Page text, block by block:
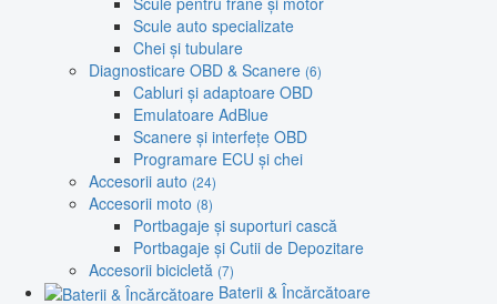
Scule auto specializate
Chei și tubulare
Diagnosticare OBD & Scanere (6)
Cabluri și adaptoare OBD
Emulatoare AdBlue
Scanere și interfețe OBD
Programare ECU și chei
Accesorii auto (24)
Accesorii moto (8)
Portbagaje și suporturi cască
Portbagaje și Cutii de Depozitare
Accesorii bicicletă (7)
Baterii & Încărcătoare